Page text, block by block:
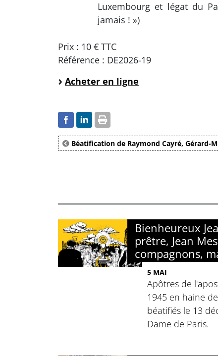
Luxembourg et légat du
jamais ! »)
Prix : 10 € TTC
Référence : DE2026-19
Acheter en ligne
Béatification de Raymond Cayré, Gérard-
Bienheureux
prêtre, Jean
compagnons,
5 MAI
Apôtres de
1945 en haine
béatifiés le 13
Dame de Paris.